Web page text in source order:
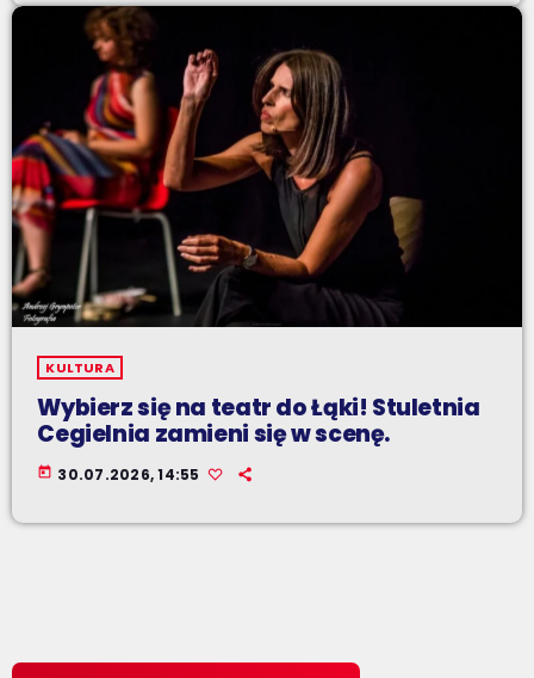
KULTURA
Wybierz się na teatr do Łąki! Stuletnia
Cegielnia zamieni się w scenę.
today 30.07.2026, 14:55